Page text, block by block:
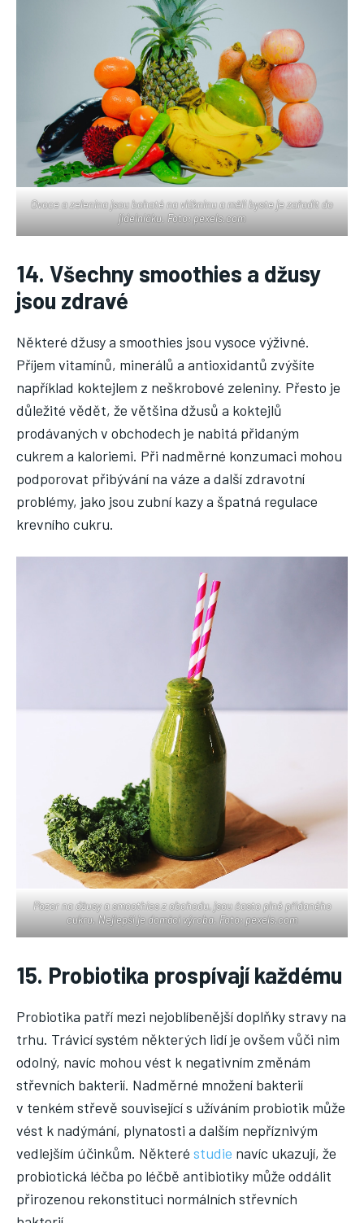
Ovoce a zelenina jsou bohaté na vlákninu a měli byste je zařadit do
jídelníčku. Foto: pexels.com
14. Všechny smoothies a džusy
jsou zdravé
Některé džusy a smoothies jsou vysoce výživné.
Příjem vitamínů, minerálů a antioxidantů zvýšíte
například koktejlem z neškrobové zeleniny. Přesto je
důležité vědět, že většina džusů a koktejlů
prodávaných v obchodech je nabitá přidaným
cukrem a kaloriemi. Při nadměrné konzumaci mohou
podporovat přibývání na váze a další zdravotní
problémy, jako jsou zubní kazy a špatná regulace
krevního cukru.
Pozor na džusy a smoothies z obchodu, jsou často plné přidaného
cukru. Nejlepší je domácí výroba. Foto: pexels.com
15. Probiotika prospívají každému
Probiotika patří mezi nejoblíbenější doplňky stravy na
trhu. Trávicí systém některých lidí je ovšem vůči nim
odolný, navíc mohou vést k negativním změnám
střevních bakterií. Nadměrné množení bakterií
v tenkém střevě související s užíváním probiotik může
vést k nadýmání, plynatosti a dalším nepříznivým
vedlejším účinkům. Některé studie navíc ukazují, že
probiotická léčba po léčbě antibiotiky může oddálit
přirozenou rekonstituci normálních střevních